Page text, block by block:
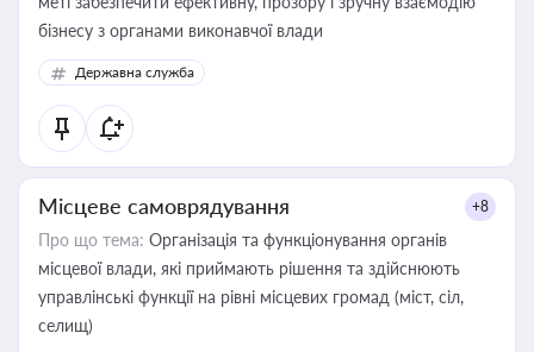
бізнесу з органами виконавчої влади
Державна служба
Місцеве самоврядування +8
Про що тема: Організація та функціонування органів
місцевої влади, які приймають рішення та здійснюють
управлінські функції на рівні місцевих громад (міст, сіл,
селищ)